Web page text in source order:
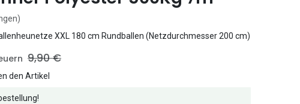
XXL 180 cm Rundballen (Netzdurchmesser 200 cm)
9,90€
den Artikel